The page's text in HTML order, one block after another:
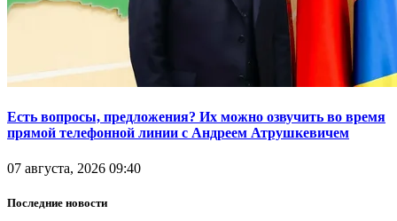
Есть вопросы, предложения? Их можно озвучить во время
прямой телефонной линии с Андреем Атрушкевичем
07 августа, 2026 09:40
Последние новости